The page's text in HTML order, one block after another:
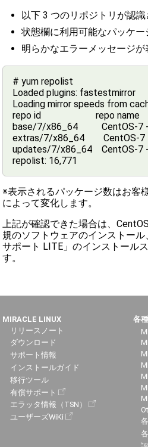
以下 3 つのリポジトリが認識
状態欄に利用可能なパッケ
明らかなエラーメッセージが
# yum repolist
Loaded plugins: fastestmirror
Loading mirror speeds from
repo id repo
base/7/x86_64 CentOS-
extras/7/x86_64
updates/7/x86_64 CentOS-
repolist: 16,771
※表示されるパッケージ数はお客
によって変化します。
上記が確認できた場合は、
規のソフトウェアのインストー
サポート LITE」のインストール
す。
MIRACLE LINUX
リリースノート
ダウンロード
サポート情報
インストールガイド
移行ツール
有償サポート
エラッタ情報（TSN）
ユーザーズWiKi
各